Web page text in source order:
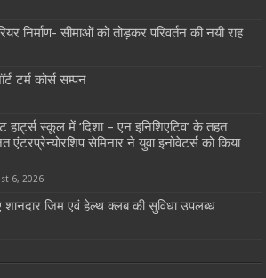
निर्माण- सीमाओं को तोड़कर परिवर्तन की नयी राह
टर्म कोर्स सम्पन
हार्ट्स स्कूल में ‘दिशा – एन इनिशिएटिव’ के तहत
एंटरप्रेन्योरशिप सेमिनार ने युवा इनोवेटर्स को किया
6, 2026
जिम एवं हेल्थ क्लब की सुविधा उपलब्ध